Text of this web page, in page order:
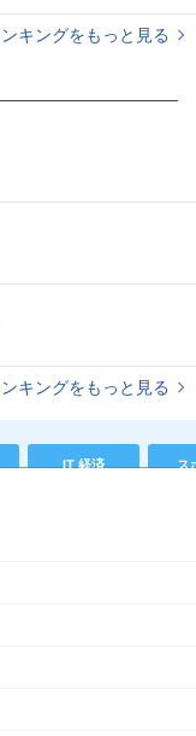
キングをもっと見る
キングをもっと見る
IT 経済 ス